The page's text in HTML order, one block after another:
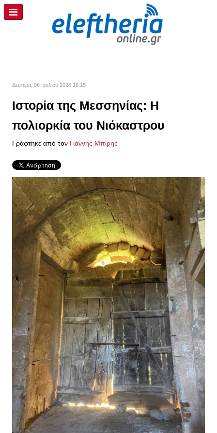
Δευτέρα, 06 Ιουλίου 2026 16:15
Ιστορία της Μεσσηνίας: Η
πολιορκία του Νιόκαστρου
Γράφτηκε από τον Γιάννης Μπίρης